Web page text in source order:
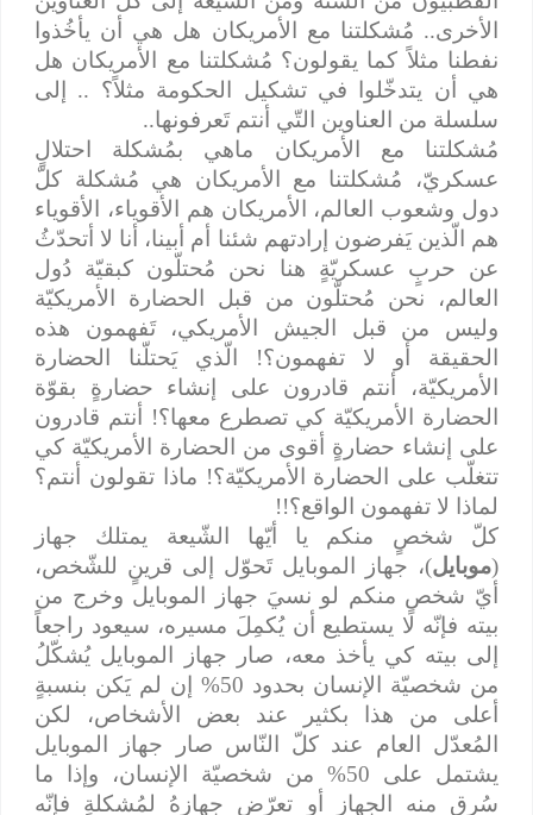
الأخرى.. مُشكلتنا مع الأمريكان هل هي أن يأخُذوا
نفطنا مثلاً كما يقولون؟ مُشكلتنا مع الأمريكان هل
هي أن يتدخّلوا في تشكيل الحكومة مثلاً؟ .. إلى
سلسلة من العناوين التّي أنتم تَعرفونها..
مُشكلتنا مع الأمريكان ماهي بمُشكلة احتلالٍ
عسكريّ، مُشكلتنا مع الأمريكان هي مُشكلة كلّ
دول وشعوب العالم، الأمريكان هم الأقوياء، الأقوياء
هم الّذين يَفرضون إرادتهم شئنا أم أبينا، أنا لا أتحدّثُ
عن حربٍ عسكريّةٍ هنا نحن مُحتلّون كبقيّة دُول
العالم، نحن مُحتلّون من قبل الحضارة الأمريكيّة
وليس من قبل الجيش الأمريكي، تَفهمون هذه
الحقيقة أو لا تفهمون؟! الّذي يَحتلّنا الحضارة
الأمريكيّة، أنتم قادرون على إنشاء حضارةٍ بقوّة
الحضارة الأمريكيّة كي تصطرع معها؟! أنتم قادرون
على إنشاء حضارةٍ أقوى من الحضارة الأمريكيّة كي
تتغلّب على الحضارة الأمريكيّة؟! ماذا تقولون أنتم؟
لماذا لا تفهمون الواقع؟!!
كلّ شخصٍ منكم يا أيّها الشّيعة يمتلك جهاز
موبايل)، جهاز الموبايل تَحوّل إلى قرينٍ للشّخص،
أيّ شخصٍ منكم لو نسيَ جهاز الموبايل وخرج من
بيته فإنّه لا يستطيع أن يُكمِلَ مسيره، سيعود راجعاً
إلى بيته كي يأخذ معه، صار جهاز الموبايل يُشكّلُ
من شخصيّة الإنسان بحدود 50% إن لم يَكن بنسبةٍ
أعلى من هذا بكثير عند بعض الأشخاص، لكن
المُعدّل العام عند كلّ النّاس صار جهاز الموبايل
يشتمل على 50% من شخصيّة الإنسان، وإذا ما
سُرق منه الجهاز أو تعرّض جهازهُ لمُشكلةٍ فإنّه